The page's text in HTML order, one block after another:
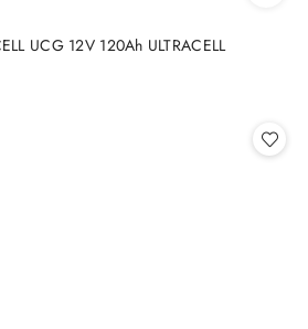
UCG 12V 120Ah ULTRACELL